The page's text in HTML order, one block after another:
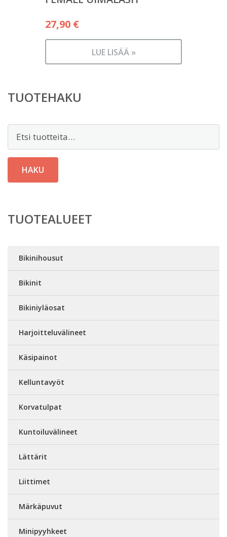
27,90 €
LUE LISÄÄ »
TUOTEHAKU
Etsi:
HAKU
TUOTEALUEET
Bikinihousut
Bikinit
Bikiniyläosat
Harjoitteluvälineet
Käsipainot
Kelluntavyöt
Korvatulpat
Kuntoiluvälineet
Lättärit
Liittimet
Märkäpuvut
Minipyyhkeet